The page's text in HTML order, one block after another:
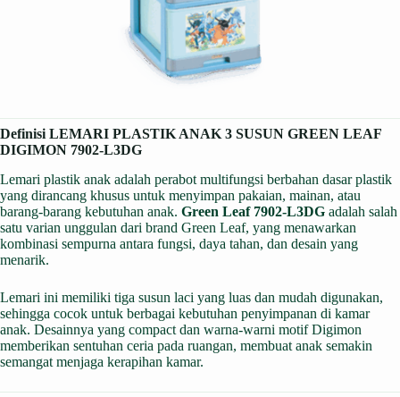
Definisi LEMARI PLASTIK ANAK 3 SUSUN GREEN LEAF
DIGIMON 7902-L3DG
Lemari plastik anak adalah perabot multifungsi berbahan dasar plastik
yang dirancang khusus untuk menyimpan pakaian, mainan, atau
barang-barang kebutuhan anak. Green Leaf 7902-L3DG adalah salah
satu varian unggulan dari brand Green Leaf, yang menawarkan
kombinasi sempurna antara fungsi, daya tahan, dan desain yang
menarik.
Lemari ini memiliki tiga susun laci yang luas dan mudah digunakan,
sehingga cocok untuk berbagai kebutuhan penyimpanan di kamar
anak. Desainnya yang compact dan warna-warni motif Digimon
memberikan sentuhan ceria pada ruangan, membuat anak semakin
semangat menjaga kerapihan kamar.